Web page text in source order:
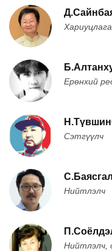
Ерөнхий
Сэтгүүлч
Нийтлэлч
Нийтлэлч,